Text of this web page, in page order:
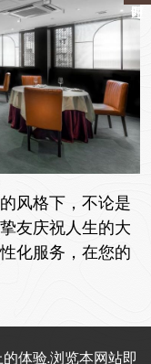
风格下，不论是
友庆祝人生的大
化服务，在您的
体验.浏览本网站即